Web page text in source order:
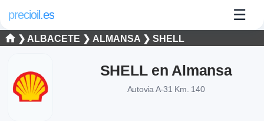
precioil.es ☰
❯ ALBACETE ❯ ALMANSA ❯SHELL
SHELL en Almansa
Autovia A-31 Km. 140